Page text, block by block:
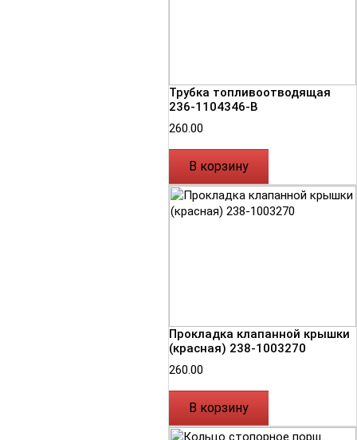
Трубка топливоотводящая
236-1104346-В
260.00
В корзину
Прокладка клапанной крышки
(красная) 238-1003270
260.00
В корзину